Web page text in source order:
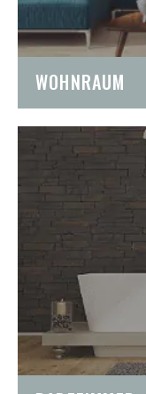
WOHNRAUM